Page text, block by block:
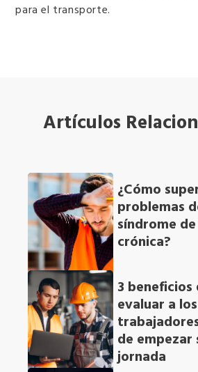
para el transporte.
Artículos
¿Cómo
problemas
síndrome
crónica?
3 beneficios
evaluar a los
de empezar
jornada